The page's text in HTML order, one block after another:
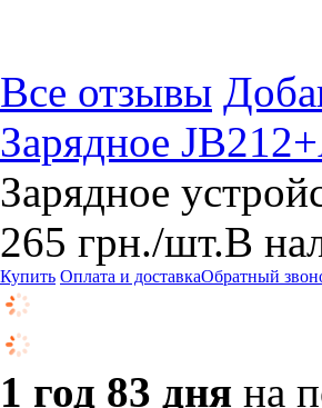
Все отзывы
Зарядное
Зарядное
265 грн./шт.В
Купить Оплата и доставкаОбратный
1 год 83 дня на